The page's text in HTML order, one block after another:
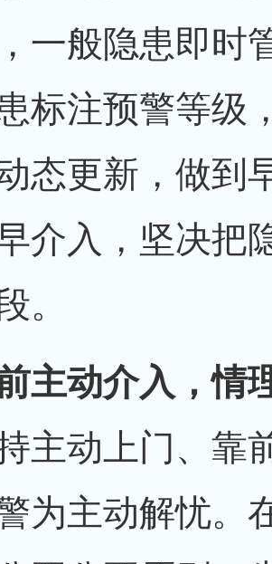
一般隐患即时
标注预警等级
态更新，做到
介入，坚决把
。
主动介入，情
主动上门、靠
为主动解忧。